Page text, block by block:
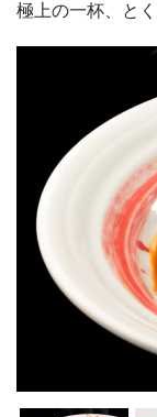
極上の一杯、と